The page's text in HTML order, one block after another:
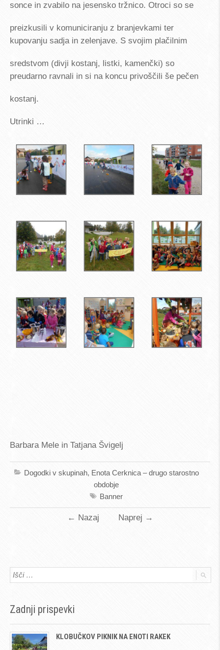
sonce in zvabilo na jesensko tržnico. Otroci so se
preizkusili v komuniciranju z branjevkami ter
kupovanju sadja in zelenjave. S svojim plačilnim
sredstvom (divji kostanj, listki, kamenčki) so
preudarno ravnali in si na koncu privoščili še pečen
kostanj.
Utrinki …
Barbara Mele in Tatjana Švigelj
Dogodki v skupinah, Enota Cerknica – drugo starostno
obdobje
Banner
← Nazaj Naprej →
Zadnji prispevki
KLOBUČKOV PIKNIK NA ENOTI RAKEK